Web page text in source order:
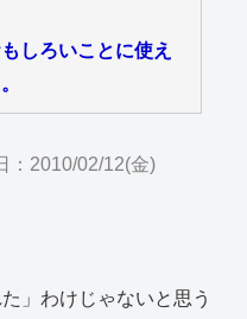
しろいことに使え
：2010/02/12(金)
」わけじゃないと思う